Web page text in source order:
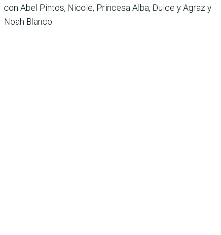
con Abel Pintos, Nicole, Princesa Alba, Dulce y Agraz y
Noah Blanco.